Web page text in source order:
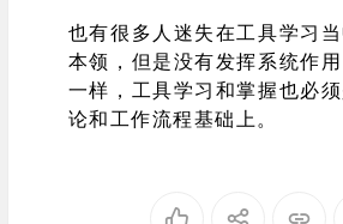
也有很多人迷失在工具学习
本领，但是没有发挥系统作
一样，工具学习和掌握也必
论和工作流程基础上。